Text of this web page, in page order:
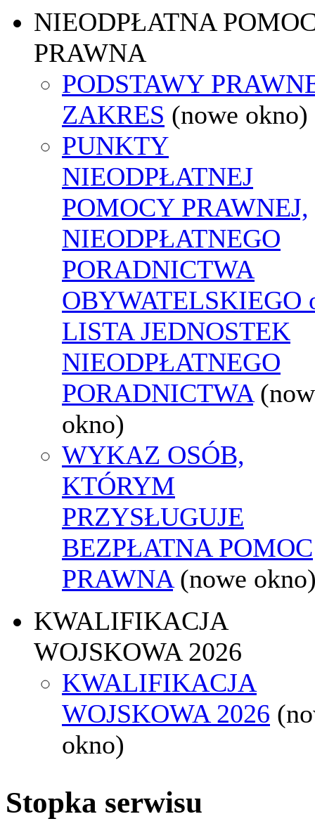
NIEODPŁATNA
PRAWNA
PODSTAWY
ZAKRES (nowe okno)
PUNKTY
NIEODPŁATNEJ
POMOCY PRAWNEJ,
NIEODPŁATNEGO
PORADNICTWA
OBYWATELSKIEGO
LISTA JEDNOSTEK
NIEODPŁATNEGO
PORADNICTWA
okno)
WYKAZ OSÓB,
KTÓRYM
PRZYSŁUGUJE
BEZPŁATNA POMOC
PRAWNA (nowe
KWALIFIKACJA
WOJSKOWA 2026
KWALIFIKACJA
WOJSKOWA 2026
okno)
Stopka serwisu